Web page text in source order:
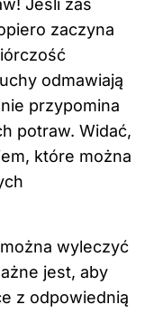
zaczyna
odmawiają
przypomina
potraw. Widać,
które można
wyleczyć
jest, aby
z odpowiednią